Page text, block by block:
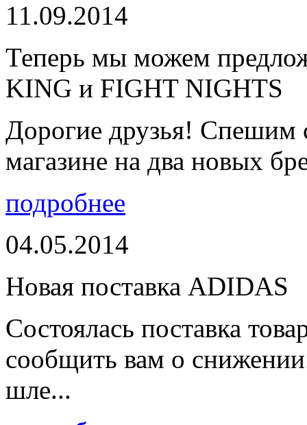
11.09.2014
Теперь мы можем
KING и FIGHT NIGHTS
Дорогие друзья! Спешим
магазине на два новых
подробнее
04.05.2014
Новая поставка ADIDAS
Состоялась поставка
сообщить вам о
шле...